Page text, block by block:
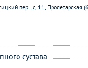
пер., д. 11, Пролетарская
сустава